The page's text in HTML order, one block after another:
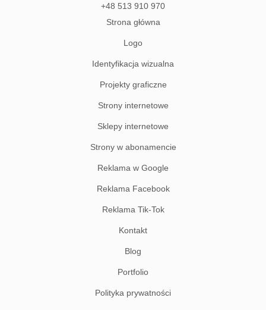
+48 513 910 970
Strona główna
Logo
Identyfikacja wizualna
Projekty graficzne
Strony internetowe
Sklepy internetowe
Strony w abonamencie
Reklama w Google
Reklama Facebook
Reklama Tik-Tok
Kontakt
Blog
Portfolio
Polityka prywatności